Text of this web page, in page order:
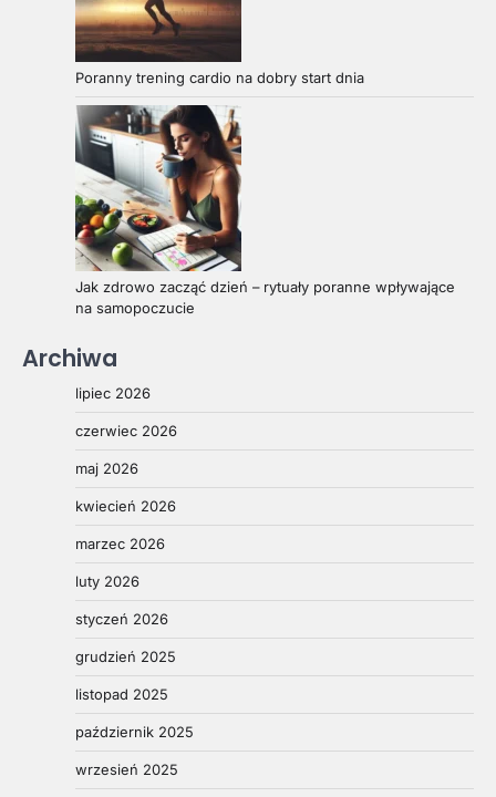
Poranny trening cardio na dobry start dnia
Jak zdrowo zacząć dzień – rytuały poranne wpływające
na samopoczucie
Archiwa
lipiec 2026
czerwiec 2026
maj 2026
kwiecień 2026
marzec 2026
luty 2026
styczeń 2026
grudzień 2025
listopad 2025
październik 2025
wrzesień 2025